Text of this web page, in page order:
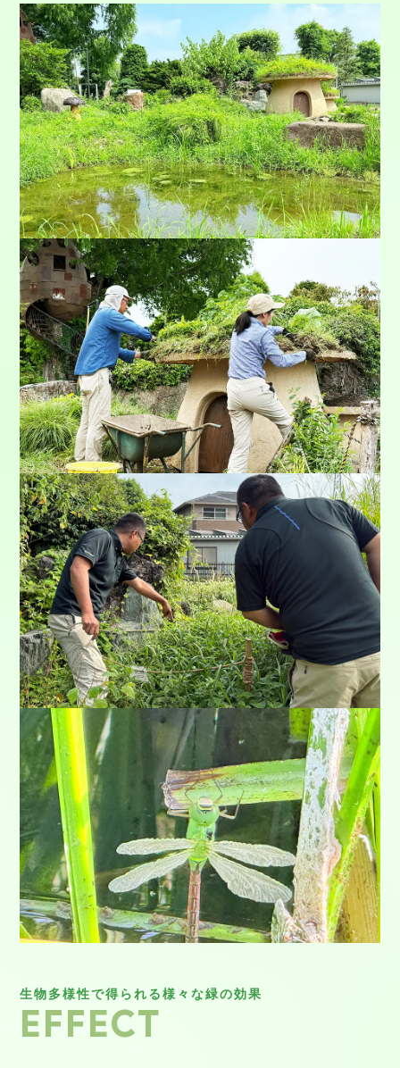
生物多様性で得られる様々な緑の効果
EFFECT